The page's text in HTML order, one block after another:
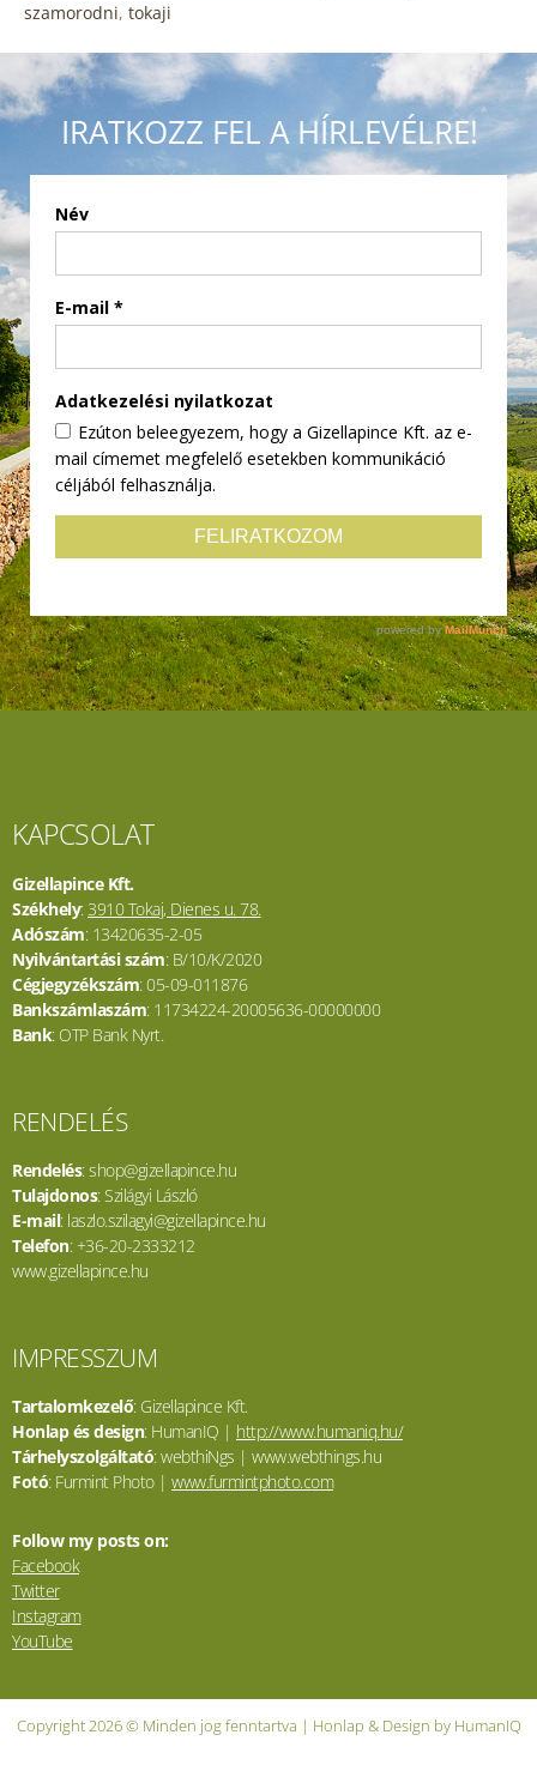
szamorodni, tokaji
IRATKOZZ FEL A HÍRLEVÉLRE!
KAPCSOLAT
Gizellapince Kft.
Székhely:3910 Tokaj, Dienes u. 78.
Adószám: 13420635-2-05
Nyilvántartási szám: B/10/K/2020
Cégjegyzékszám: 05-09-011876
Bankszámlaszám: 11734224-20005636-00000000
Bank: OTP Bank Nyrt.
RENDELÉS
Rendelés: shop@gizellapince.hu
Tulajdonos: Szilágyi László
E-mail: laszlo.szilagyi@gizellapince.hu
Telefon: +36-20-2333212
www.gizellapince.hu
IMPRESSZUM
Tartalomkezelő: Gizellapince Kft.
Honlap és design: HumanIQ | http://www.humaniq.hu/
Tárhelyszolgáltató: webthiNgs | www.webthings.hu
Fotó: Furmint Photo | www.furmintphoto.com
Follow my posts on:
Facebook
Twitter
Instagram
YouTube
Copyright 2026 © Minden jog fenntartva | Honlap & Design by HumanIQ